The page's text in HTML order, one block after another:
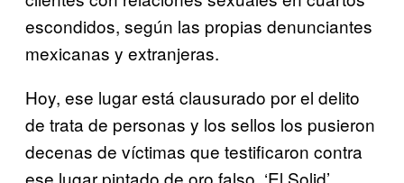
escondidos, según las propias denunciantes
mexicanas y extranjeras.
Hoy, ese lugar está clausurado por el delito
de trata de personas y los sellos los pusieron
decenas de víctimas que testificaron contra
ese lugar pintado de oro falso. ‘El Solid’